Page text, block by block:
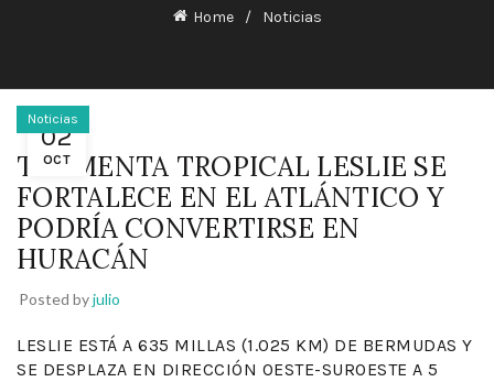
Home Noticias
02
OCT
Noticias
TORMENTA TROPICAL LESLIE SE
FORTALECE EN EL ATLÁNTICO Y
PODRÍA CONVERTIRSE EN
HURACÁN
Posted byjulio
LESLIE ESTÁ A 635 MILLAS (1.025 KM) DE BERMUDAS Y
SE DESPLAZA EN DIRECCIÓN OESTE-SUROESTE A 5